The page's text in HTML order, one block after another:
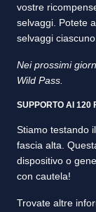
vostre
selvaggi. Potete
selvaggi ciascuno.
Nei prossimi
Wild Pass.
SUPPORTO AI 120
Stiamo testando
fascia alta.
dispositivo o
con cautela!
Trovate altre